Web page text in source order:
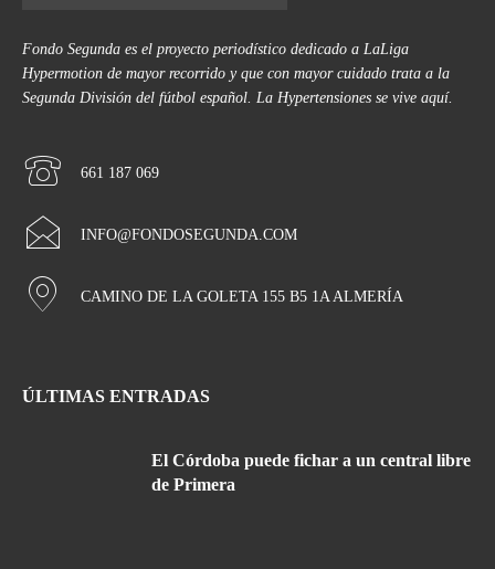
Fondo Segunda es el proyecto periodístico dedicado a LaLiga
Hypermotion de mayor recorrido y que con mayor cuidado trata a la
Segunda División del fútbol español. La Hypertensiones se vive aquí.
661 187 069
INFO@FONDOSEGUNDA.COM
CAMINO DE LA GOLETA 155 B5 1A ALMERÍA
ÚLTIMAS ENTRADAS
El Córdoba puede fichar a un central libre
de Primera